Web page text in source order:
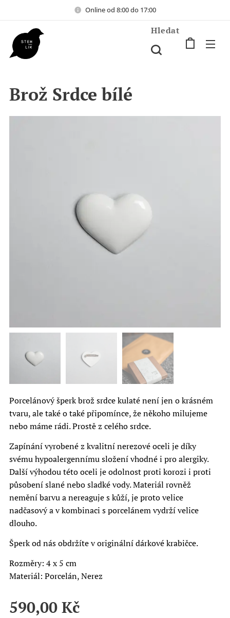
Online od 8:00 do 17:00
Hledat
Brož Srdce bílé
Porcelánový šperk brož srdce kulaté není jen o krásném
tvaru, ale také o také připomínce, že někoho milujeme
nebo máme rádi. Prostě z celého srdce.
Zapínání vyrobené z kvalitní nerezové oceli je díky
svému hypoalergennímu složení vhodné i pro alergiky.
Další výhodou této oceli je odolnost proti korozi i proti
působení slané nebo sladké vody. Materiál rovněž
nemění barvu a nereaguje s kůží, je proto velice
nadčasový a v kombinaci s porcelánem vydrží velice
dlouho.
Šperk od nás obdržíte v originální dárkové krabičce.
Rozměry: 4 x 5 cm
Materiál: Porcelán, Nerez
590,00 Kč